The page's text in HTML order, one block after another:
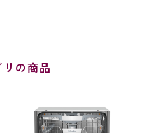
の商品